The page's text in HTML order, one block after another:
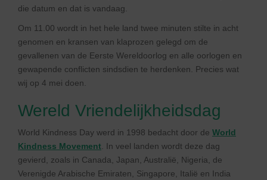
die datum en dat is vandaag.
Om 11.00 wordt in het hele land twee minuten stilte in acht
genomen en kransen van klaprozen gelegd om de
gevallenen van de Eerste Wereldoorlog en alle oorlogen en
gewapende conflicten sindsdien te herdenken. Precies wat
wij op 4 mei doen.
Wereld Vriendelijkheidsdag
World Kindness Day werd in 1998 bedacht door de World
Kindness Movement . In veel landen wordt deze dag
gevierd, zoals in Canada, Japan, Australië, Nigeria, de
Verenigde Arabische Emiraten, Singapore, Italië en India